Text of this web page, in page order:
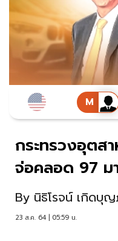
กระทรวงอุตส
จ่อคลอด 97 ม
By นิธิโรจน์ เกิด
23 ส.ค. 64 | 05:59 น.